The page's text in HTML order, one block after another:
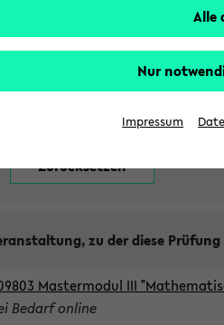
zu der diese
Mastermodul III
Bedarf online
Alle
Nur
Impressum